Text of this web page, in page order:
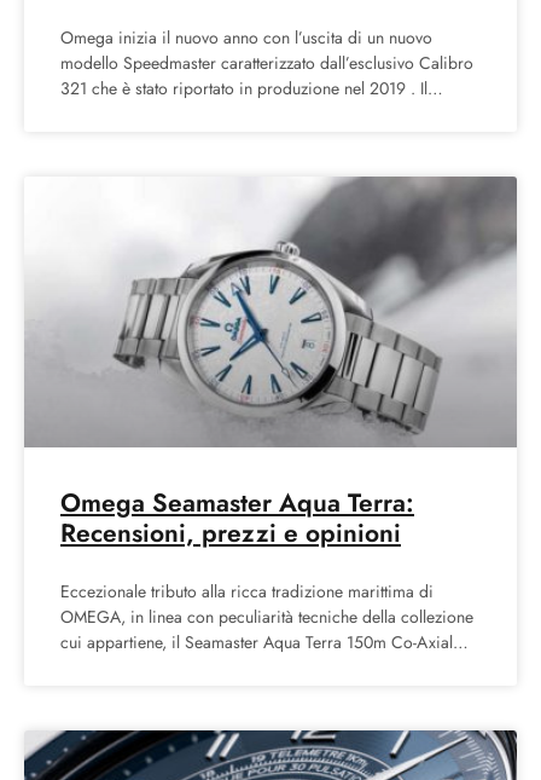
Omega inizia il nuovo anno con l’uscita di un nuovo
modello Speedmaster caratterizzato dall’esclusivo Calibro
321 che è stato riportato in produzione nel 2019 . Il
Omega Seamaster Aqua Terra:
Recensioni, prezzi e opinioni
Eccezionale tributo alla ricca tradizione marittima di
OMEGA, in linea con peculiarità tecniche della collezione
cui appartiene, il Seamaster Aqua Terra 150m Co-Axial